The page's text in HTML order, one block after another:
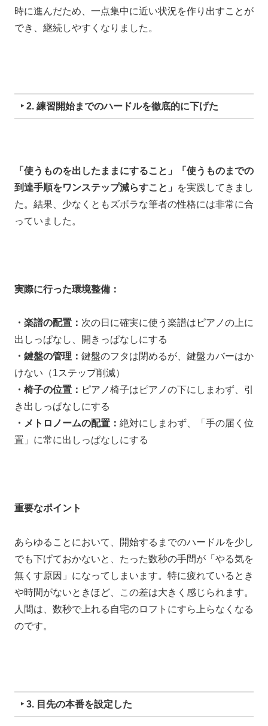
時に進んだため、一点集中に近い状況を作り出すことが
でき、継続しやすくなりました。
‣ 2. 練習開始までのハードルを徹底的に下げた
「使うものを出したままにすること」「使うものまでの
到達手順をワンステップ減らすこと」
を実践してきまし
た。結果、少なくともズボラな筆者の性格には非常に合
っていました。
実際に行った環境整備：
・楽譜の配置： 次の日に確実に使う楽譜はピアノの上に
出しっぱなし、開きっぱなしにする
・鍵盤の管理： 鍵盤のフタは閉めるが、鍵盤カバーはか
けない（1ステップ削減）
・椅子の位置： ピアノ椅子はピアノの下にしまわず、引
き出しっぱなしにする
・メトロノームの配置： 絶対にしまわず、「手の届く位
置」に常に出しっぱなしにする
重要なポイント
あらゆることにおいて、開始するまでのハードルを少し
でも下げておかないと、たった数秒の手間が「やる気を
無くす原因」になってしまいます。特に疲れているとき
や時間がないときほど、この差は大きく感じられます。
人間は、数秒で上れる自宅のロフトにすら上らなくなる
のです。
‣ 3. 目先の本番を設定した